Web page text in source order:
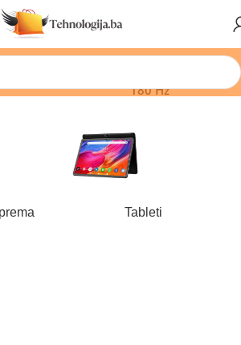
aktuelne akcije 🔥
osvježavanja (Hz)/ 180 Hz
Tableti